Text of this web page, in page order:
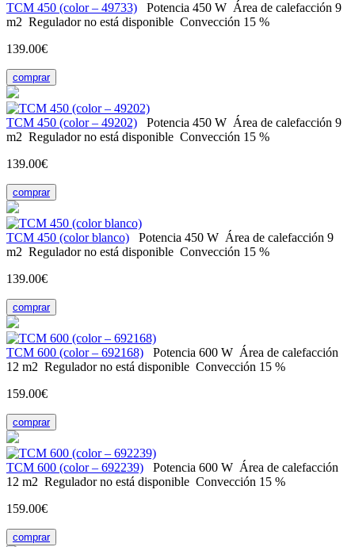
ТСМ 450 (color – 49733) Potencia 450 W Área de calefacción 9
m2 Regulador no está disponible Convección 15 %
139.00€
comprar
ТСМ 450 (color – 49202) Potencia 450 W Área de calefacción 9
m2 Regulador no está disponible Convección 15 %
139.00€
comprar
ТСМ 450 (color blanco) Potencia 450 W Área de calefacción 9
m2 Regulador no está disponible Convección 15 %
139.00€
comprar
ТСМ 600 (color – 692168) Potencia 600 W Área de calefacción
12 m2 Regulador no está disponible Convección 15 %
159.00€
comprar
ТСМ 600 (color – 692239) Potencia 600 W Área de calefacción
12 m2 Regulador no está disponible Convección 15 %
159.00€
comprar